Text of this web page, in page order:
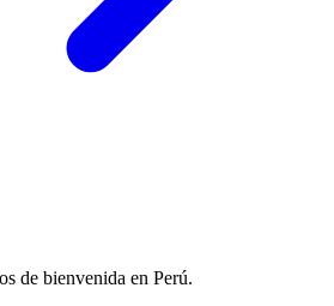
de bienvenida en Perú.